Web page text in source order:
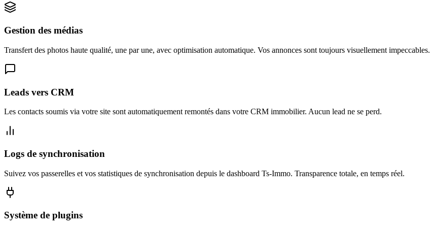
Gestion des médias
Transfert des photos haute qualité, une par une, avec optimisation automatique. Vos annonces sont toujours visuellement impeccables.
Leads vers CRM
Les contacts soumis via votre site sont automatiquement remontés dans votre CRM immobilier. Aucun lead ne se perd.
Logs de synchronisation
Suivez vos passerelles et vos statistiques de synchronisation depuis le dashboard Ts-Immo. Transparence totale, en temps réel.
Système de plugins